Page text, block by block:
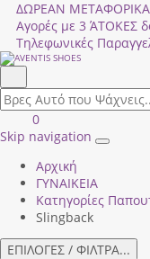
ΔΩΡΕΑΝ ΜΕΤΑΦΟΡΙΚΑ
Αγορές με 3 ΆΤΟΚΕΣ
Τηλεφωνικές
field.search
Είσοδος
|
ΚΑΛΑΘΙ
ΑΓΟΡΩΝ
0
Skip navigation
Toggle
Αρχική
ΓΥΝΑΙΚΕΙΑ
Κατηγορίες
Slingback
ΕΠΙΛΟΓΕΣ / ΦΙΛΤΡΑ...